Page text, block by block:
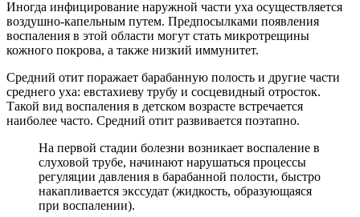
Иногда инфицирование наружной части уха осуществляется
воздушно-капельным путем. Предпосылками появления
воспаления в этой области могут стать микротрещины
кожного покрова, а также низкий иммунитет.
Средний отит поражает барабанную полость и другие части
среднего уха: евстахиеву трубу и сосцевидный отросток.
Такой вид воспаления в детском возрасте встречается
наиболее часто. Средний отит развивается поэтапно.
На первой стадии болезни возникает воспаление в
слуховой трубе, начинают нарушаться процессы
регуляции давления в барабанной полости, быстро
накапливается экссудат (жидкость, образующаяся
при воспалении).